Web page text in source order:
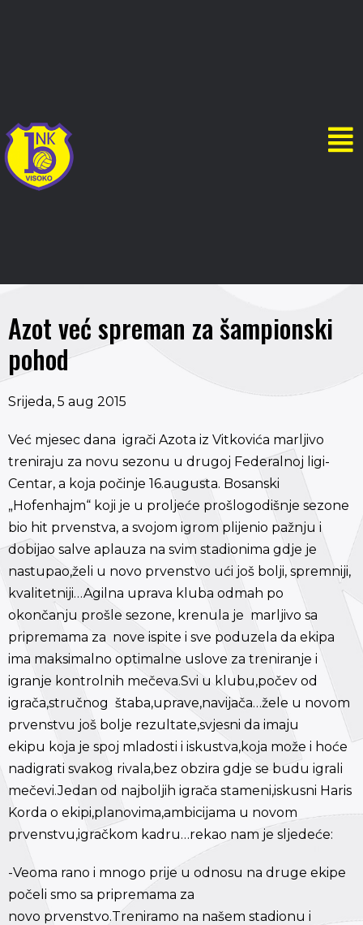
Azot već spreman za šampionski
pohod
Srijeda, 5 aug 2015
Već mjesec dana igrači Azota iz Vitkovića marljivo
treniraju za novu sezonu u drugoj Federalnoj ligi-
Centar, a koja počinje 16.augusta. Bosanski
„Hofenhajm“ koji je u proljeće prošlogodišnje sezone
bio hit prvenstva, a svojom igrom plijenio pažnju i
dobijao salve aplauza na svim stadionima gdje je
nastupao,želi u novo prvenstvo ući još bolji, spremniji,
kvalitetniji…Agilna uprava kluba odmah po
okončanju prošle sezone, krenula je marljivo sa
pripremama za nove ispite i sve poduzela da ekipa
ima maksimalno optimalne uslove za treniranje i
igranje kontrolnih mečeva.Svi u klubu,počev od
igrača,stručnog štaba,uprave,navijača…žele u novom
prvenstvu još bolje rezultate,svjesni da imaju
ekipu koja je spoj mladosti i iskustva,koja može i hoće
nadigrati svakog rivala,bez obzira gdje se budu igrali
mečevi.Jedan od najboljih igrača stameni,iskusni Haris
Korda o ekipi,planovima,ambicijama u novom
prvenstvu,igračkom kadru…rekao nam je sljedeće:
-Veoma rano i mnogo prije u odnosu na druge ekipe
počeli smo sa pripremama za
novo prvenstvo.Treniramo na našem stadionu i